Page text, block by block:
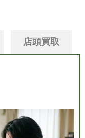
店頭買取